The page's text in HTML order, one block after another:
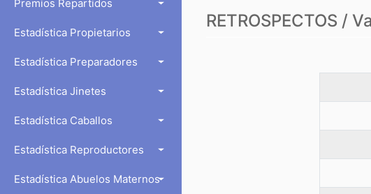
Premios Repartidos
Estadística Propietarios
Estadística Preparadores
Estadística Jinetes
Estadística Caballos
Estadística Reproductores
Estadística Abuelos Maternos
RETROSPECTOS /